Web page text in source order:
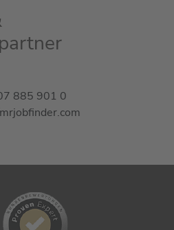
885 901 0